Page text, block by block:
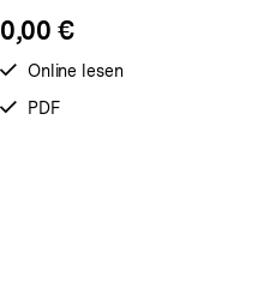
0,00 €
verfügbar
zum
Online lesen
verfügbar
PDF